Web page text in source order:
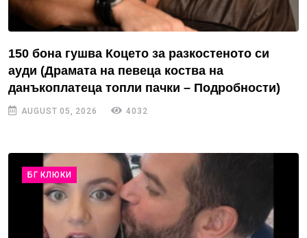
150 бона гушва Коцето за разкостеното си
ауди (Драмата на певеца коства на
данъкоплатеца топли пачки – Подробности)
AUGUST 05, 2026 4032
БГ КЛЮКИ